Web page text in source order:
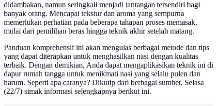
didambakan, namun seringkali menjadi tantangan tersendiri bagi
banyak orang. Mencapai tekstur dan aroma yang sempurna
memerlukan perhatian pada beberapa tahapan proses memasak,
mulai dari pemilihan beras hingga teknik akhir setelah matang.
Panduan komprehensif ini akan mengulas berbagai metode dan tips
yang dapat diterapkan untuk menghasilkan nasi dengan kualitas
terbaik. Dengan demikian, Anda dapat mengaplikasikan teknik ini di
dapur rumah tangga untuk menikmati nasi yang selalu pulen dan
harum. Seperti apa caranya? Dikutip dari berbagai sumber, Selasa
(22/7) simak informasi selengkapnya berikut ini.